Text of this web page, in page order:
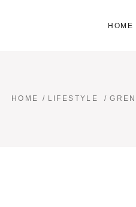
HOME
HOME / LIFESTYLE /